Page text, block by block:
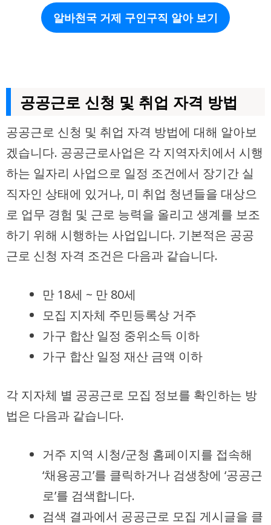
알바천국 거제 구인구직 알아 보기
공공근로 신청 및 취업 자격 방법
공공근로 신청 및 취업 자격 방법에 대해 알아보
겠습니다. 공공근로사업은 각 지역자치에서 시행
하는 일자리 사업으로 일정 조건에서 장기간 실
직자인 상태에 있거나, 미 취업 청년들을 대상으
로 업무 경험 및 근로 능력을 올리고 생계를 보조
하기 위해 시행하는 사업입니다. 기본적은 공공
근로 신청 자격 조건은 다음과 같습니다.
만 18세 ~ 만 80세
모집 지자체 주민등록상 거주
가구 합산 일정 중위소득 이하
가구 합산 일정 재산 금액 이하
각 지자체 별 공공근로 모집 정보를 확인하는 방
법은 다음과 같습니다.
거주 지역 시청/군청 홈페이지를 접속해
‘채용공고’를 클릭하거나 검생창에 ‘공공근
로’를 검색합니다.
검색 결과에서 공공근로 모집 게시글을 클